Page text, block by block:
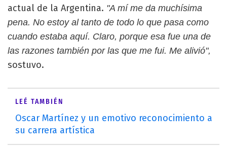
actual de la Argentina. "A mí me da muchísima
pena. No estoy al tanto de todo lo que pasa como
cuando estaba aquí. Claro, porque esa fue una de
las razones también por las que me fui. Me alivió",
sostuvo.
LEÉ TAMBIÉN
Oscar Martínez y un emotivo reconocimiento a
su carrera artística